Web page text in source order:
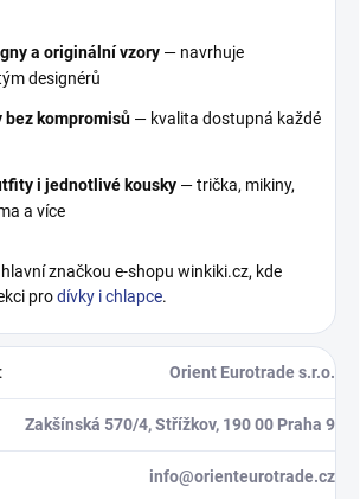
a originální vzory — navrhuje
designérů
bez kompromisů — kvalita dostupná každé
i jednotlivé kousky — trička, mikiny,
a více
značkou e-shopu winkiki.cz, kde
prodívky i chlapce.
: Orient Eurotrade s.r.o.
Zakšínská 570/4, Střížkov, 190 00 Praha 9
info@orienteurotrade.cz